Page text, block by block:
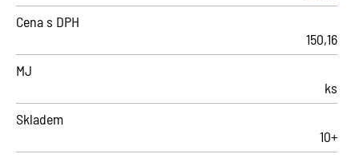
Cena s DPH
150,16
MJ
ks
Skladem
10+